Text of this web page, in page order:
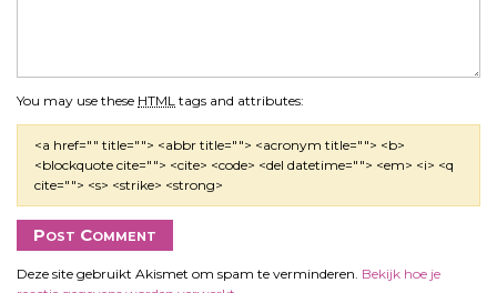
You may use these HTML tags and attributes:
<a href="" title=""> <abbr title=""> <acronym title=""> <b>
<blockquote cite=""> <cite> <code> <del datetime=""> <em> <i> <q
cite=""> <s> <strike> <strong>
Deze site gebruikt Akismet om spam te verminderen. Bekijk hoe je